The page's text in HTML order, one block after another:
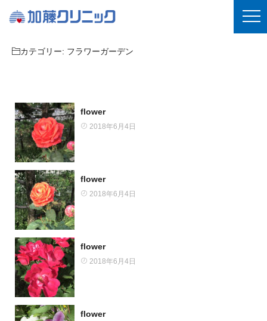
カテゴリー: フラワーガーデン
flower
2018年6月4日
flower
2018年6月4日
flower
2018年6月4日
flower